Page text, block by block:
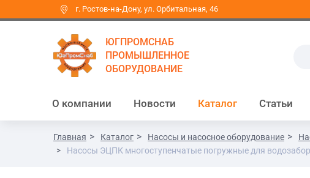
г. Ростов-на-Дону, ул. Орбитальная, 46
ЮГПРОМСНАБ
ПРОМЫШЛЕННОЕ
ОБОРУДОВАНИЕ
О компании Новости Каталог Статьи
Главная Каталог Насосы и насосное оборудование
Насосы ЭЦПК многоступенчатые погружные для